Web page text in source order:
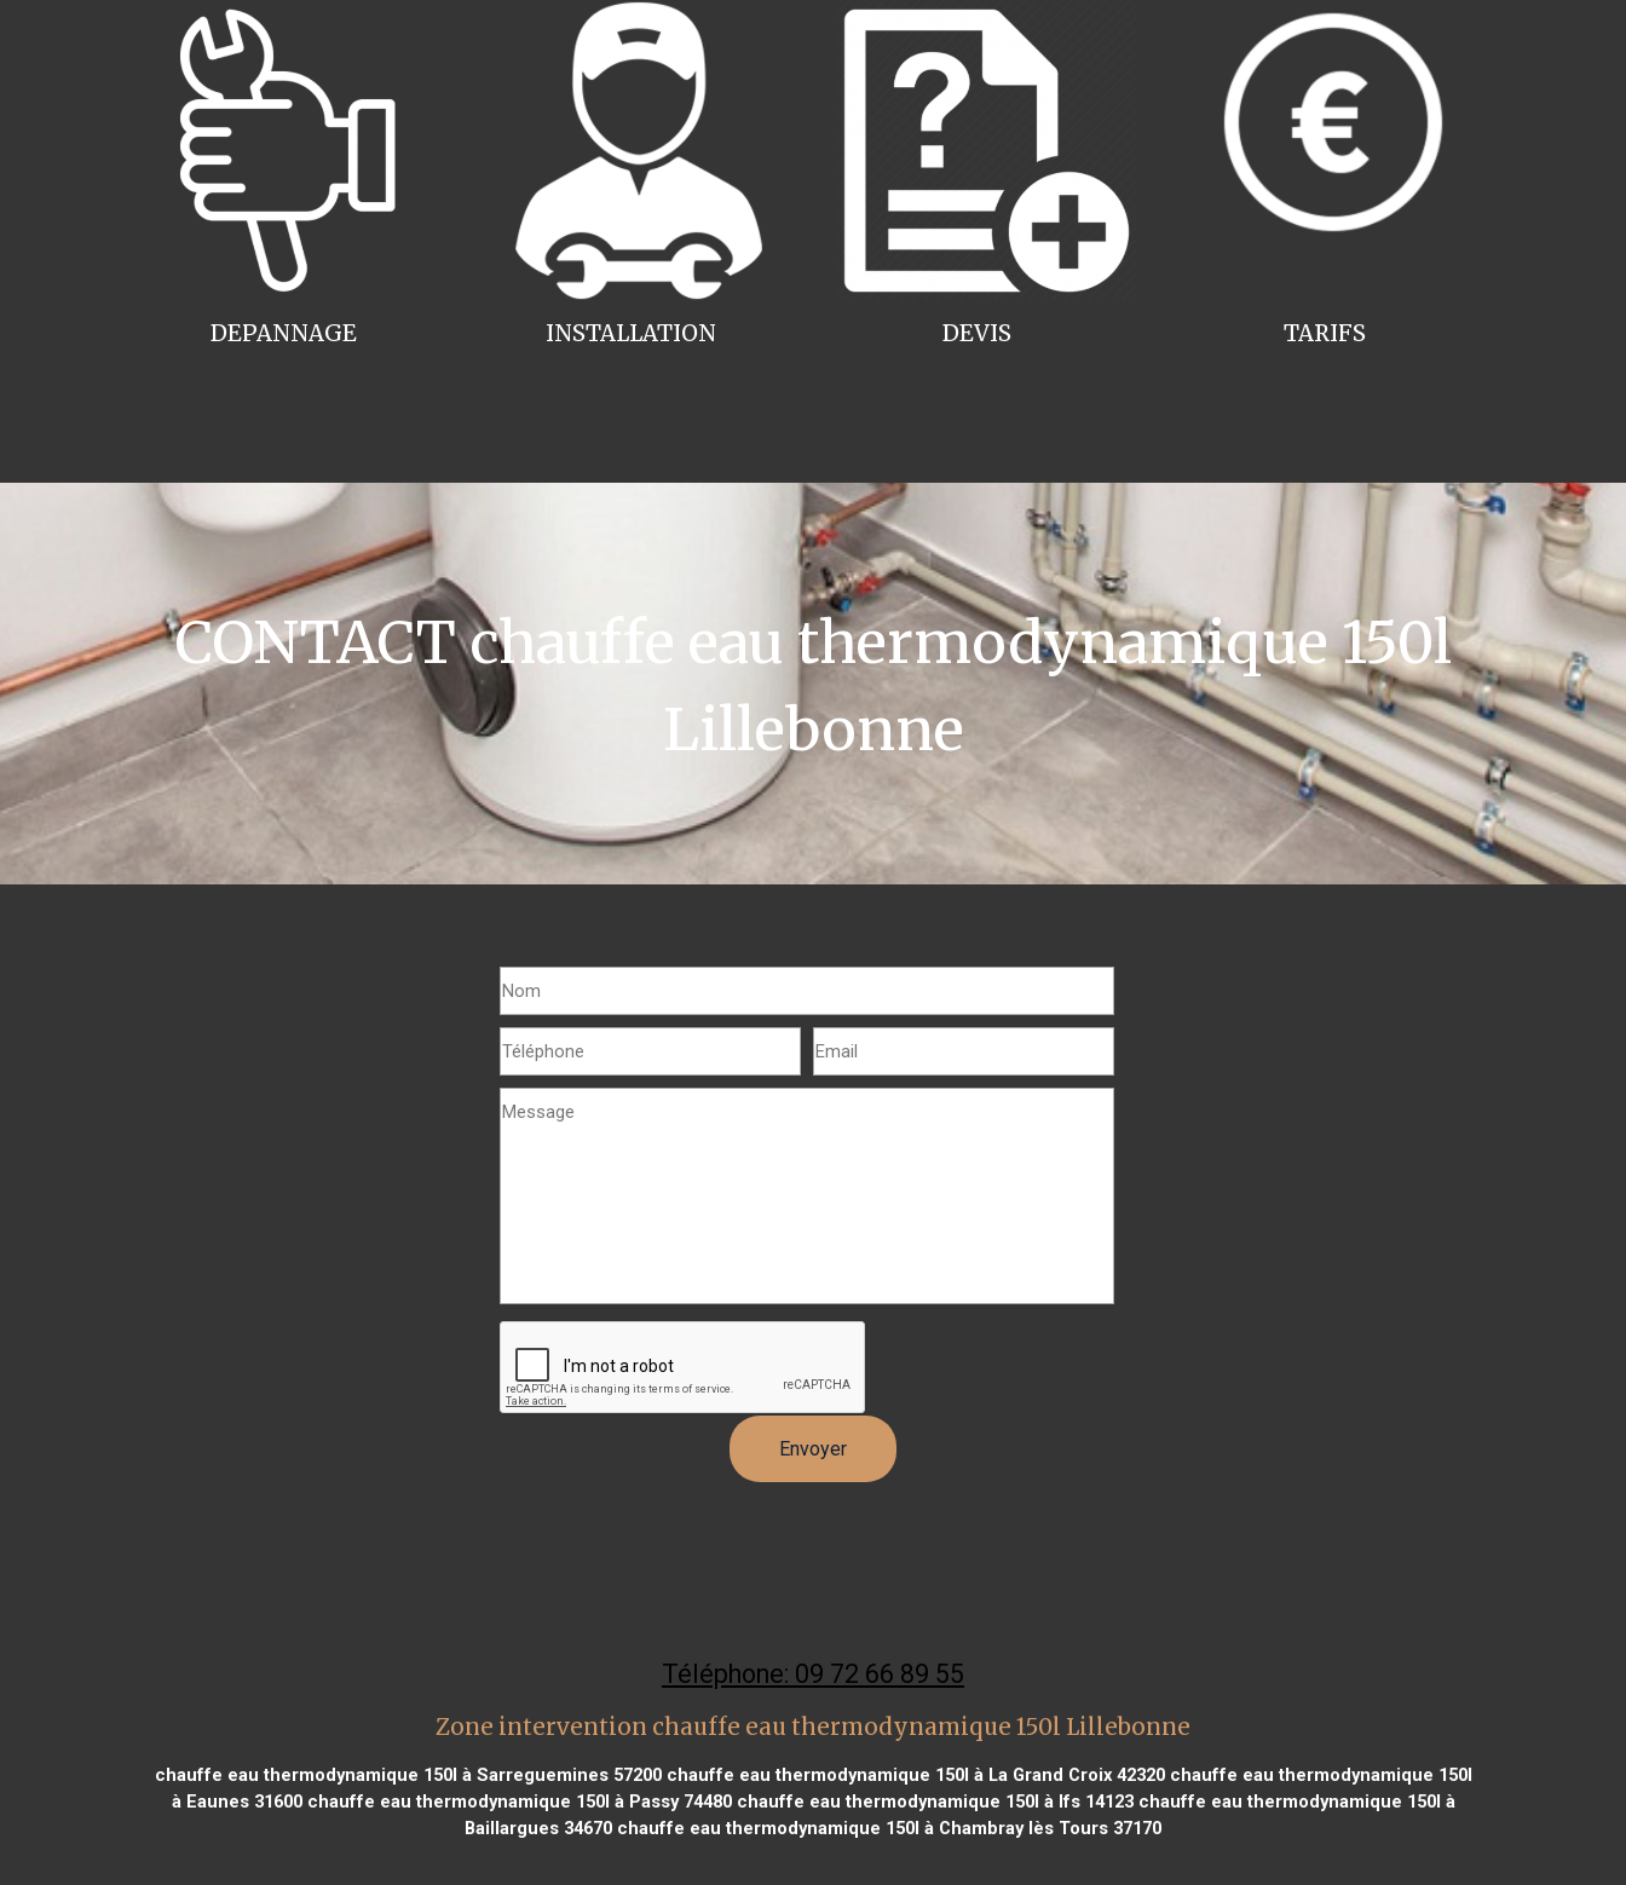
INSTALLATION
DEPANNAGE TARIFS
DEVIS
CONTACT chauffe eau thermodynamique 150l
Lillebonne
Téléphone: 09 72 66 89 55
Zone intervention chauffe eau thermodynamique 150l Lillebonne
chauffe eau thermodynamique 150l à Sarreguemines 57200chauffe eau thermodynamique 150l à La Grand Croix 42320chauffe eau thermodynamique 150l
à Eaunes 31600chauffe eau thermodynamique 150l à Passy 74480chauffe eau thermodynamique 150l à Ifs 14123chauffe eau thermodynamique 150l à
Baillargues 34670 chauffe eau thermodynamique 150l à Chambray lès Tours 37170